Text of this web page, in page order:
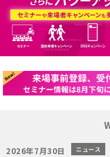
2026年7月30日 ニュース